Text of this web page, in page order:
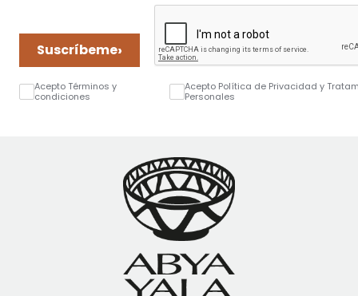
Suscríbeme›
Acepto Términos y
condiciones
Acepto Política de Privacidad y
Personales